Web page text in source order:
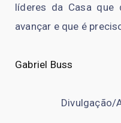
líderes da Casa que
avançar e que é
Gabriel Buss
Divulgação/